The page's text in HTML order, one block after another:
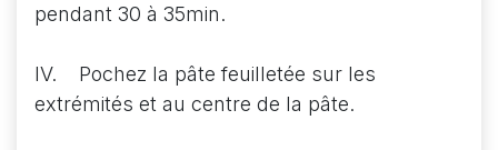
pendant 30 à 35min.
IV. Pochez la pâte feuilletée sur les
extrémités et au centre de la pâte.